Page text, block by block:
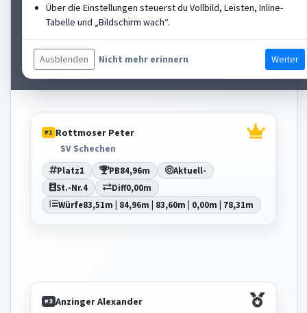
Über die Einstellungen steuerst du Vollbild, Leisten, Inline-
Tabelle und „Bildschirm wach“.
Ausblenden Nicht mehr erinnern Weiter
Platz2 PB84,40m Aktuell-
St.-Nr.6 Diff-0,56m
Würfe84,40m | 84,04m | 79,19m | 83,39m | 0,00m
#1 Rottmoser Peter
SV Schechen
Platz1 PB84,96m Aktuell-
St.-Nr.4 Diff0,00m
Würfe83,51m | 84,96m | 83,60m | 0,00m | 78,31m
#3 Anzinger Alexander